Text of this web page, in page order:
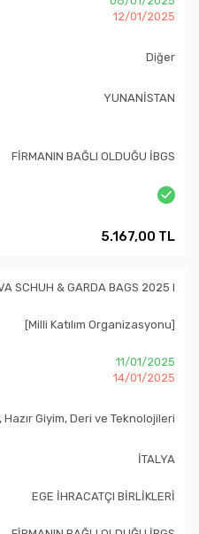
12/01/2025
Diğer
YUNANİSTAN
FİRMANIN BAĞLI OLDUĞU İBGS
5.167,00 TL
SCHUH & GARDA BAGS 2025 I
[Milli Katılım Organizasyonu]
11/01/2025
14/01/2025
Giyim, Deri ve Teknolojileri
İTALYA
EGE İHRACATÇI BİRLİKLERİ